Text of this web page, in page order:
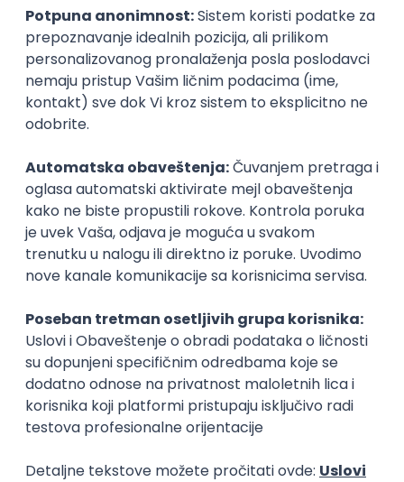
15.09.2026.
SQL Node.js PostgreSQL REST TypeScript
Agile
Express
Intermediate
Full Stack Developer (React + Node.js)
Zoftify — Travel Software Development
15.09.2026.
PostgreSQL Agile Figma Intermediate
Backend Developer (Node) Part-time
Zoftify — Travel Software Development
Rad od kuće
Senior Software Engineer (Go)
Xsolla
Rad od kuće
11.09.2026.
Docker Microservices